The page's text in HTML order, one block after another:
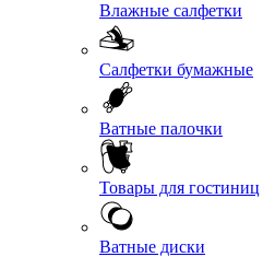
Влажные салфетки
Салфетки бумажные
Ватные палочки
Товары для гостиниц
Ватные диски